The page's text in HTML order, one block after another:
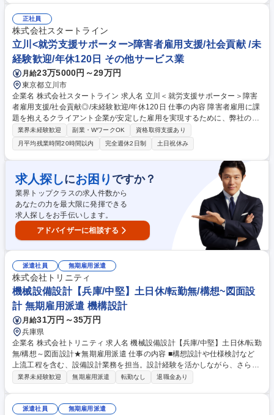
担当への同行含む） ■プロジェクト開始後の顧客折衝、進捗管理および報
告業務 ■開発対応（基本設計からシステムテストまでの工程管理） ■プロ
ジェクトメンバーのマネジメントおよび育成 ※最先端技術を用いた新規プ
ロジェクトの推進において、中心的な役割を担っていただきます。 募集職
種 [大阪]PM(自社新規PJ)/AI・DX・XR/麻生G/土日祝休/月平均残業14H/W
EB面接可
正社員
株式会社スタートライン
立川<就労支援サポーター>障害者雇用支援/社会貢献 /未
経験歓迎/年休120日 その他サービス業
月給23万5000円～29万円
東京都立川市
企業名 株式会社スタートライン 求人名 立川＜就労支援サポーター＞障害
者雇用支援/社会貢献◎/未経験歓迎/年休120日 仕事の内容 障害者雇用に課
題を抱えるクライアント企業が安定した雇用を実現するために、弊社の屋
内農園型障害者雇用支援サービスBYSNでの就労/運営サポート業務をお任
せします。具体的にはBYSNを利用するクライアント 企業の「管理者（B
YSNIに常駐する障害者マネジメント担当者）」へ向けた障害者マネジメ
ントのサポートと、「管理者と伴走しながらの障害者サポート」行ってい
ただきます。また、必要に応じて本社人事担当者とのIBUKI運営に関する
報告・連絡・相談や障害者雇用に関するアドバイスなども行います。例：
管理者面談、管理者と障害者の面談への同席サポート、人事担当者に向け
た成果物活用方法の相談等 募集職種 立川＜就労支援サポーター＞障害者
雇用支援/社会貢献◎/未経験歓迎/年休120日
業界未経験歓迎 副業・WワークOK
資格取得支援あり
月平均残業時間20時間以内
完全週休2日制 土日祝休み
求人探しにお困り ですか？
業界トップクラスの求人件数から
あなたの力を最大限に発揮できる
求人探しをお手伝いします。
アドバイザーに相談する
派遣社員 無期雇用派遣
株式会社トリニティ
機械設備設計【兵庫/中堅】土日休/転勤無/構想~図面設
計 無期雇用派遣 機構設計
月給31万円～35万円
兵庫県
企業名 株式会社トリニティ 求人名 機械設備設計【兵庫/中堅】土日休/転勤
無/構想～図面設計★無期雇用派遣 仕事の内容 ■構想設計や仕様検討など
上流工程を含む、設備設計業務を担当。設計経験を活かしながら、さらに
スキルアップしたい方を歓迎します。 【具体例】 ■CADを使用した製造設
り ★装置・設備設計経験を活かし、より上流工程や顧客折衝に挑戦したい
業界未経験歓迎 無期雇用派遣 転勤なし 退職金あり
派遣社員 無期雇用派遣